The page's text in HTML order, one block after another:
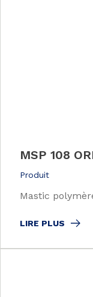
MSP 108
Produit
Mastic
LIRE PLUS